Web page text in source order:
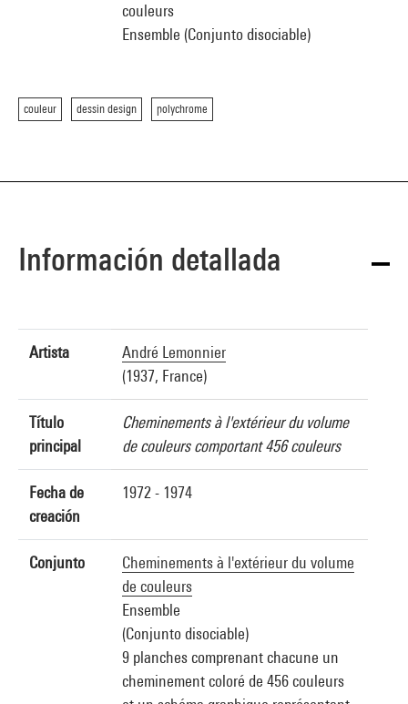
couleurs
Ensemble (Conjunto disociable)
couleur dessin design polychrome
Información detallada
Artista
André Lemonnier
(1937, France)
Título
principal
Cheminements à l'extérieur du volume
de couleurs comportant 456 couleurs
Fecha de
creación
1972 - 1974
Conjunto
Cheminements à l'extérieur du volume
de couleurs
Ensemble
(Conjunto disociable)
9 planches comprenant chacune un
cheminement coloré de 456 couleurs